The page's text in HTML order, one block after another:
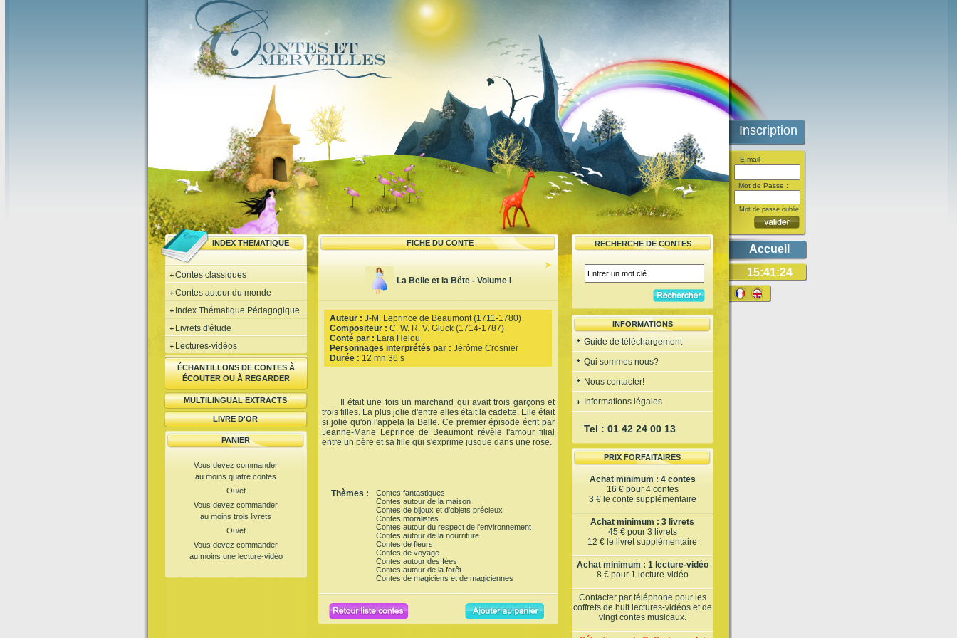
INDEX THEMATIQUE FICHE DU CONTE RECHERCHE DE CONTES
Contes classiques
Contes autour du monde
Index Thématique Pédagogique
Livrets d'étude
Lectures-vidéos
ÉCHANTILLONS DE CONTES À
ÉCOUTER OU À REGARDER
MULTILINGUAL EXTRACTS
LIVRE D'OR
PANIER
Vous devez commander
au moins quatre contes
Ou/et
Vous devez commander
au moins trois livrets
Ou/et
Vous devez commander
au moins une lecture-vidéo
La Belle et la Bête - Volume I
Auteur : J-M. Leprince de Beaumont (1711-1780)
Compositeur : C. W. R. V. Gluck (1714-1787)
Conté par : Lara Helou
Personnages interprétés par : Jérôme Crosnier
Durée : 12 mn 36 s
Il était une fois un marchand qui avait trois garçons et
trois filles. La plus jolie d'entre elles était la cadette. Elle était
si jolie qu'on l'appela la Belle. Ce premier épisode écrit par
Jeanne-Marie Leprince de Beaumont révèle l'amour filial
entre un père et sa fille qui s'exprime jusque dans une rose.
Thèmes :
Contes fantastiques
Contes autour de la maison
Contes de bijoux et d'objets précieux
Contes moralistes
Contes autour du respect de l'environnement
Contes autour de la nourriture
Contes de fleurs
Contes de voyage
Contes autour des fées
Contes autour de la forêt
Contes de magiciens et de magiciennes
INFORMATIONS
Guide de téléchargement
Qui sommes nous?
Nous contacter!
Informations légales
Tel : 01 42 24 00 13
PRIX FORFAITAIRES
Achat minimum : 4 contes
16 € pour 4 contes
3 € le conte supplémentaire
Achat minimum : 3 livrets
45 € pour 3 livrets
12 € le livret supplémentaire
Achat minimum : 1 lecture-vidéo
8 € pour 1 lecture-vidéo
Contacter par téléphone pour les
coffrets de huit lectures-vidéos et de
vingt contes musicaux.
Inscription
E-mail :
Mot de Passe :
Mot de passe oublié
Accueil
15:41:24